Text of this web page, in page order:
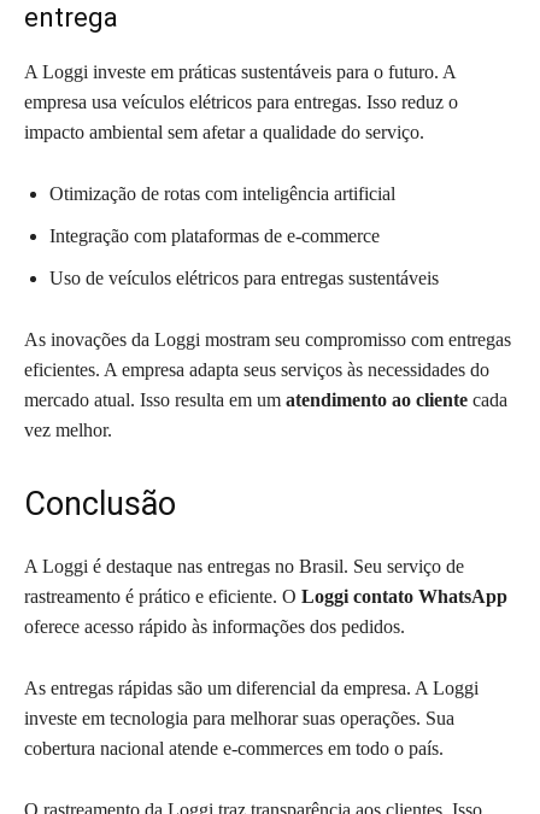
entrega
A Loggi investe em práticas sustentáveis para o futuro. A
empresa usa veículos elétricos para entregas. Isso reduz o
impacto ambiental sem afetar a qualidade do serviço.
Otimização de rotas com inteligência artificial
Integração com plataformas de e-commerce
Uso de veículos elétricos para entregas sustentáveis
As inovações da Loggi mostram seu compromisso com entregas
eficientes. A empresa adapta seus serviços às necessidades do
mercado atual. Isso resulta em um atendimento ao cliente cada
vez melhor.
Conclusão
A Loggi é destaque nas entregas no Brasil. Seu serviço de
rastreamento é prático e eficiente. O Loggi contato WhatsApp
oferece acesso rápido às informações dos pedidos.
As entregas rápidas são um diferencial da empresa. A Loggi
investe em tecnologia para melhorar suas operações. Sua
cobertura nacional atende e-commerces em todo o país.
O rastreamento da Loggi traz transparência aos clientes. Isso